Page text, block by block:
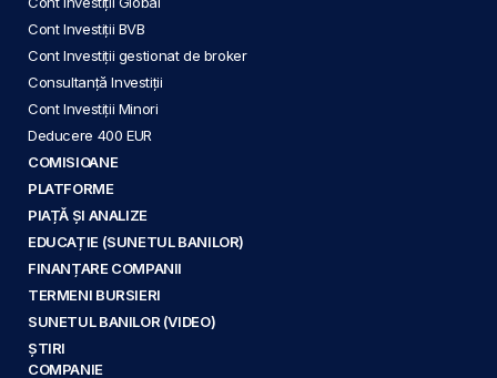
Cont Investiții BVB
Cont Investiții gestionat de broker
Consultanță Investiții
Cont Investiții Minori
Deducere 400 EUR
COMISIOANE
PLATFORME
PIAȚĂ ȘI ANALIZE
EDUCAȚIE (SUNETUL BANILOR)
FINANȚARE COMPANII
TERMENI BURSIERI
SUNETUL BANILOR (VIDEO)
ȘTIRI
COMPANIE